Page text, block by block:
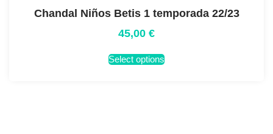
Chandal Niños Betis 1 temporada 22/23
45,00 €
Select options